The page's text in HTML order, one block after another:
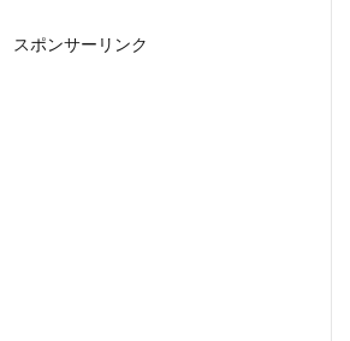
スポンサーリンク